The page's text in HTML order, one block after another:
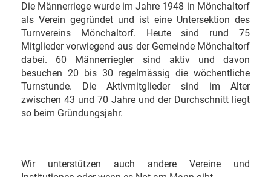
Die Männerriege wurde im Jahre 1948 in Mönchaltorf
als Verein gegründet und ist eine Untersektion des
Turnvereins Mönchaltorf. Heute sind rund 75
Mitglieder vorwiegend aus der Gemeinde Mönchaltorf
dabei. 60 Männerriegler sind aktiv und davon
besuchen 20 bis 30 regelmässig die wöchentliche
Turnstunde. Die Aktivmitglieder sind im Alter
zwischen 43 und 70 Jahre und der Durchschnitt liegt
so beim Gründungsjahr.
Wir unterstützen auch andere Vereine und